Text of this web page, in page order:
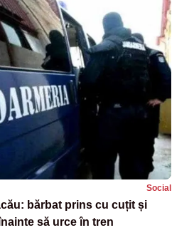
Social
bărbat prins cu cuțit și
să urce în tren